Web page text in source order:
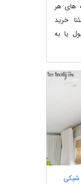
های هر
خرید
یا به
شیکی